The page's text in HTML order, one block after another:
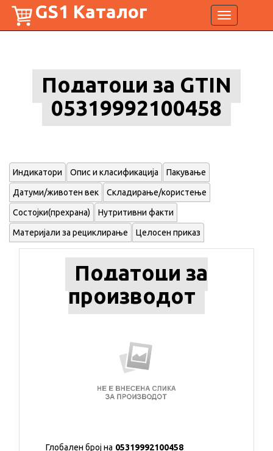
Toggle
navigation
GS1 Каталог
Податоци за GTIN
05319992100458
Индикатори Опис и класификација Пакување
Датуми/животен век Складирање/користење
Состојки(прехрана) Нутритивни факти
Материјали за рециклирање Целосен приказ
Податоци за
производот
Глобален број на 05319992100458